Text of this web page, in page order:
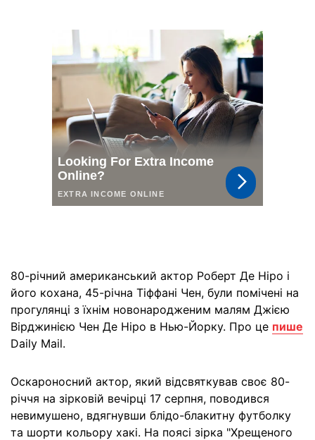
80-річний американський актор Роберт Де Ніро і
його кохана, 45-річна Тіффані Чен, були помічені на
прогулянці з їхнім новонародженим малям Джією
Вірджинією Чен Де Ніро в Нью-Йорку. Про це пише
Daily Mail.
Оскароносний актор, який відсвяткував своє 80-
річчя на зірковій вечірці 17 серпня, поводився
невимушено, вдягнувши блідо-блакитну футболку
та шорти кольору хакі. На поясі зірка "Хрещеного